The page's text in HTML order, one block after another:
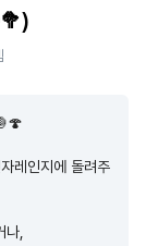
레인지에 돌려주
나,